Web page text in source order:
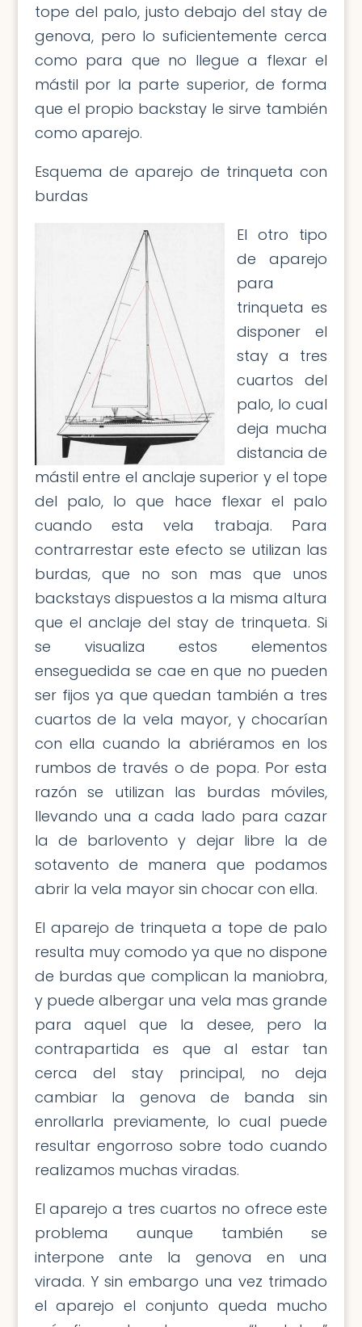
tope del palo, justo debajo del stay de
genova, pero lo suficientemente cerca
como para que no llegue a flexar el
mástil por la parte superior, de forma
que el propio backstay le sirve también
como aparejo.
Esquema de aparejo de trinqueta con
burdas
El otro tipo
de aparejo
para
trinqueta es
disponer el
stay a tres
cuartos del
palo, lo cual
deja mucha
distancia de
mástil entre el anclaje superior y el tope
del palo, lo que hace flexar el palo
cuando esta vela trabaja. Para
contrarrestar este efecto se utilizan las
burdas, que no son mas que unos
backstays dispuestos a la misma altura
que el anclaje del stay de trinqueta. Si
se visualiza estos elementos
enseguedida se cae en que no pueden
ser fijos ya que quedan también a tres
cuartos de la vela mayor, y chocarían
con ella cuando la abriéramos en los
rumbos de través o de popa. Por esta
razón se utilizan las burdas móviles,
llevando una a cada lado para cazar
la de barlovento y dejar libre la de
sotavento de manera que podamos
abrir la vela mayor sin chocar con ella.
El aparejo de trinqueta a tope de palo
resulta muy comodo ya que no dispone
de burdas que complican la maniobra,
y puede albergar una vela mas grande
para aquel que la desee, pero la
contrapartida es que al estar tan
cerca del stay principal, no deja
cambiar la genova de banda sin
enrollarla previamente, lo cual puede
resultar engorroso sobre todo cuando
realizamos muchas viradas.
El aparejo a tres cuartos no ofrece este
problema aunque también se
interpone ante la genova en una
virada. Y sin embargo una vez trimado
el aparejo el conjunto queda mucho